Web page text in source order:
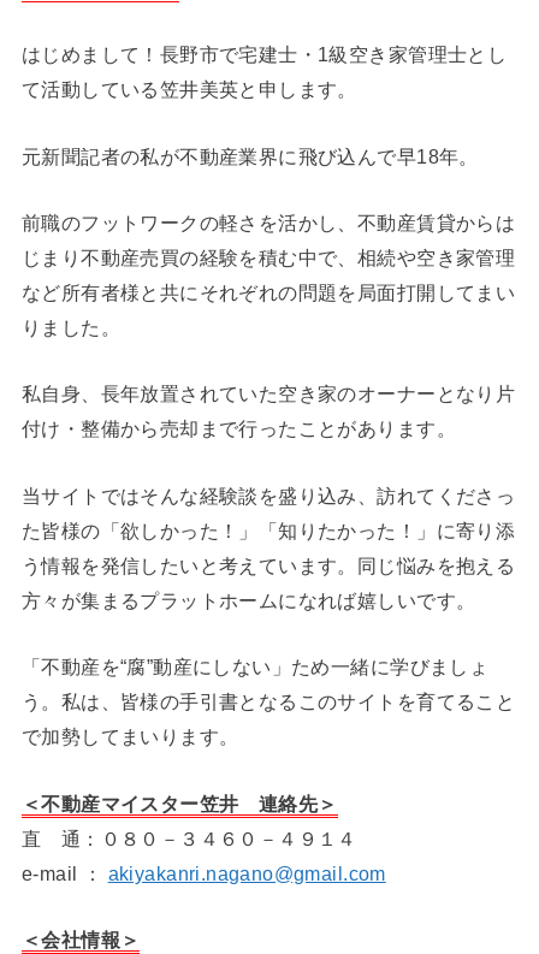
はじめまして！長野市で宅建士・1級空き家管理士とし
て活動している笠井美英と申します。
元新聞記者の私が不動産業界に飛び込んで早18年。
前職のフットワークの軽さを活かし、不動産賃貸からは
じまり不動産売買の経験を積む中で、相続や空き家管理
など所有者様と共にそれぞれの問題を局面打開してまい
りました。
私自身、長年放置されていた空き家のオーナーとなり片
付け・整備から売却まで行ったことがあります。
当サイトではそんな経験談を盛り込み、訪れてくださっ
た皆様の「欲しかった！」「知りたかった！」に寄り添
う情報を発信したいと考えています。同じ悩みを抱える
方々が集まるプラットホームになれば嬉しいです。
「不動産を“腐”動産にしない」ため一緒に学びましょ
う。私は、皆様の手引書となるこのサイトを育てること
で加勢してまいります。
＜不動産マイスター笠井 連絡先＞
直 通：０８０－３４６０－４９１４
e-mail ： akiyakanri.nagano@gmail.com
＜会社情報＞